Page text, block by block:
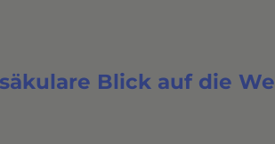
Blick auf die